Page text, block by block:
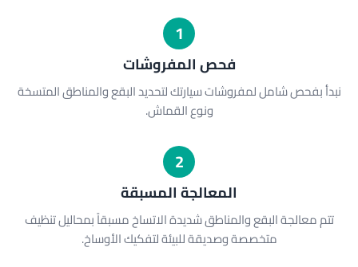
1
فحص المفروشات
نبدأ بفحص شامل لمفروشات سيارتك لتحديد البقع والمناطق المتسخة
ونوع القماش.
2
المعالجة المسبقة
تتم معالجة البقع والمناطق شديدة الاتساخ مسبقاً بمحاليل تنظيف
متخصصة وصديقة للبيئة لتفكيك الأوساخ.